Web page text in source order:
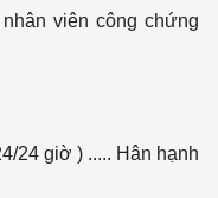
viên công chứng
24 giờ ) ..... Hân hạnh